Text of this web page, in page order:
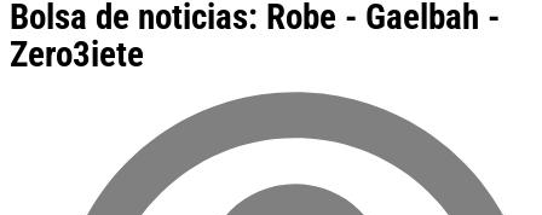
Bolsa de noticias: Robe - Gaelbah -
Zero3iete